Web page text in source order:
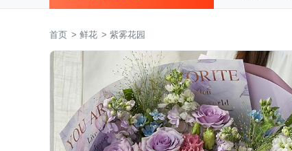
首页 > 鲜花 > 紫雾花园